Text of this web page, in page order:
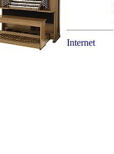
Internet